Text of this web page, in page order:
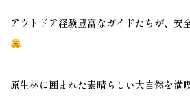
アウトドア経験豊富なガイドたちが、安
原生林に囲まれた素晴らしい大自然を満